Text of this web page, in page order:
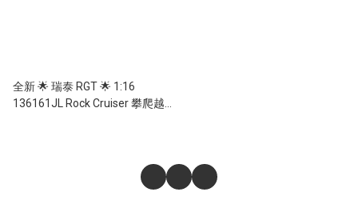
全新 🌟 瑞泰 RGT 🌟 1:16
136161JL Rock Cruiser 攀爬越